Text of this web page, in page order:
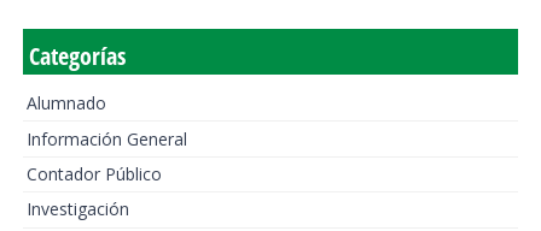
Categorías
Alumnado
Información General
Contador Público
Investigación